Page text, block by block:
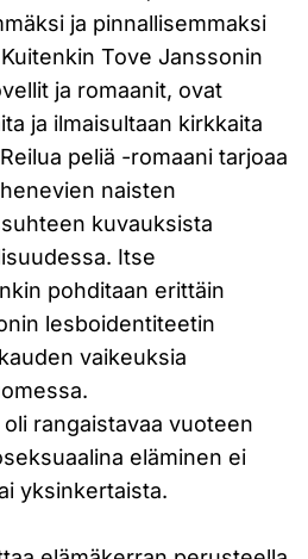
ja pinnallisemmaksi
Tove Janssonin
ja romaanit, ovat
ja ilmaisultaan kirkkaita
peliä -romaani tarjoaa
naisten
kuvauksista
Itse
pohditaan erittäin
lesboidentiteetin
vaikeuksia
rangaistavaa vuoteen
eläminen ei
yksinkertaista.